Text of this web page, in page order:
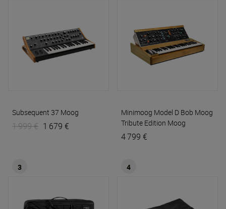
Subsequent 37 Moog
1 999 € 1 679 €
Minimoog Model D Bob Moog
Tribute Edition Moog
4 799 €
3 4